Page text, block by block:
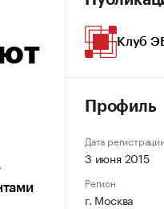
Клуб
Профиль
Дата
3 июня 2015
Регион
г. Москва